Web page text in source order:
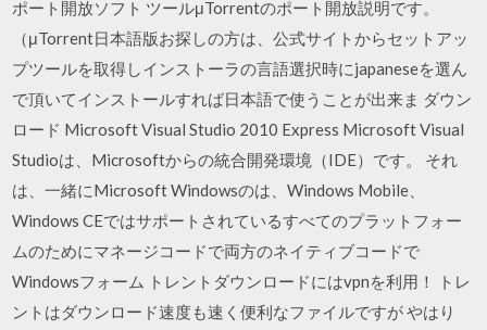
ポート開放ソフト ツールμTorrentのポート開放説明です。
（μTorrent日本語版お探しの方は、公式サイトからセットアッ
プツールを取得しインストーラの言語選択時にjapaneseを選ん
で頂いてインストールすれば日本語で使うことが出来ま ダウン
ロード Microsoft Visual Studio 2010 Express Microsoft Visual
Studioは、Microsoftからの統合開発環境（IDE）です。 それ
は、一緒にMicrosoft Windowsのは、Windows Mobile、
Windows CEではサポートされているすべてのプラットフォー
ムのためにマネージコードで両方のネイティブコードで
Windowsフォーム トレントダウンロードにはvpnを利用！ トレ
ントはダウンロード速度も速く便利なファイルですが やはり